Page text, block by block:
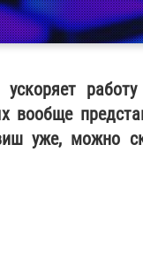
вообще
уже, можно